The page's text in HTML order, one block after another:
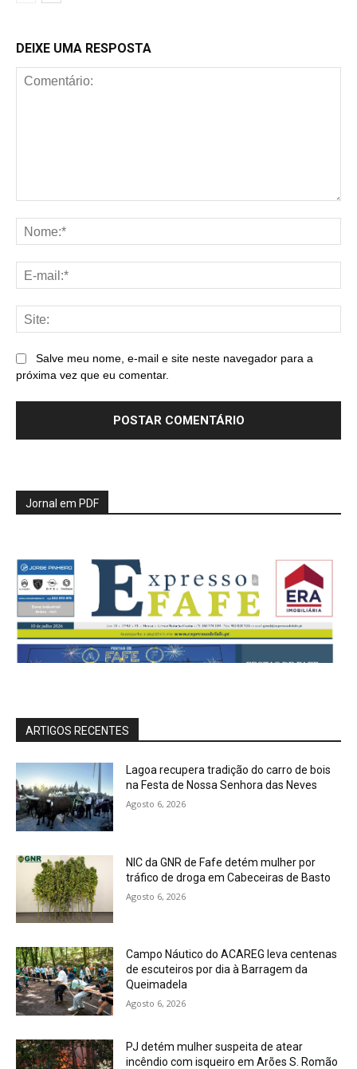
DEIXE UMA RESPOSTA
Salve meu nome, e-mail e site neste navegador para a
próxima vez que eu comentar.
Jornal em PDF
ARTIGOS RECENTES
Lagoa recupera tradição do carro de bois
na Festa de Nossa Senhora das Neves
Agosto 6, 2026
NIC da GNR de Fafe detém mulher por
tráfico de droga em Cabeceiras de Basto
Agosto 6, 2026
Campo Náutico do ACAREG leva centenas
de escuteiros por dia à Barragem da
Queimadela
Agosto 6, 2026
PJ detém mulher suspeita de atear
incêndio com isqueiro em Arões S. Romão